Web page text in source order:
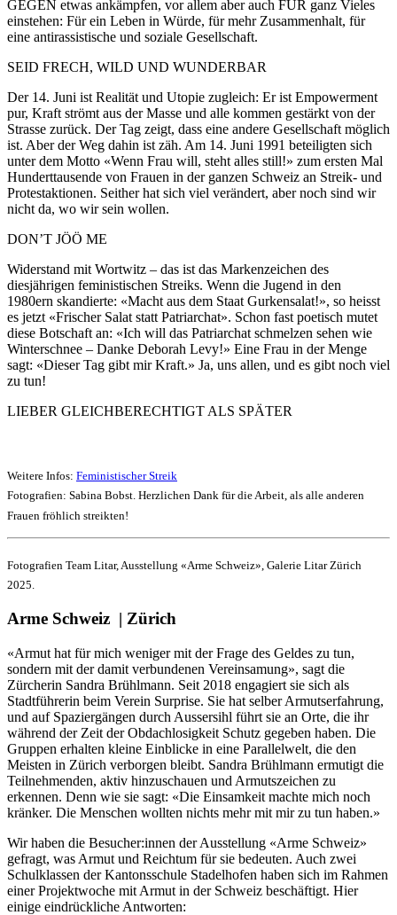
GEGEN etwas ankämpfen, vor allem aber auch FÜR ganz Vieles
einstehen: Für ein Leben in Würde, für mehr Zusammenhalt, für
eine antirassistische und soziale Gesellschaft.
SEID FRECH, WILD UND WUNDERBAR
Der 14. Juni ist Realität und Utopie zugleich: Er ist Empowerment
pur, Kraft strömt aus der Masse und alle kommen gestärkt von der
Strasse zurück. Der Tag zeigt, dass eine andere Gesellschaft möglich
ist. Aber der Weg dahin ist zäh. Am 14. Juni 1991 beteiligten sich
unter dem Motto «Wenn Frau will, steht alles still!» zum ersten Mal
Hunderttausende von Frauen in der ganzen Schweiz an Streik- und
Protestaktionen. Seither hat sich viel verändert, aber noch sind wir
nicht da, wo wir sein wollen.
DON’T JÖÖ ME
Widerstand mit Wortwitz – das ist das Markenzeichen des
diesjährigen feministischen Streiks. Wenn die Jugend in den
1980ern skandierte: «Macht aus dem Staat Gurkensalat!», so heisst
es jetzt «Frischer Salat statt Patriarchat». Schon fast poetisch mutet
diese Botschaft an: «Ich will das Patriarchat schmelzen sehen wie
Winterschnee – Danke Deborah Levy!» Eine Frau in der Menge
sagt: «Dieser Tag gibt mir Kraft.» Ja, uns allen, und es gibt noch viel
zu tun!
LIEBER GLEICHBERECHTIGT ALS SPÄTER
Weitere Infos: Feministischer Streik
Fotografien: Sabina Bobst. Herzlichen Dank für die Arbeit, als alle anderen
Frauen fröhlich streikten!
Fotografien Team Litar, Ausstellung «Arme Schweiz», Galerie Litar Zürich
2025.
Arme Schweiz | Zürich
«Armut hat für mich weniger mit der Frage des Geldes zu tun,
sondern mit der damit verbundenen Vereinsamung», sagt die
Zürcherin Sandra Brühlmann. Seit 2018 engagiert sie sich als
Stadtführerin beim Verein Surprise. Sie hat selber Armutserfahrung,
und auf Spaziergängen durch Aussersihl führt sie an Orte, die ihr
während der Zeit der Obdachlosigkeit Schutz gegeben haben. Die
Gruppen erhalten kleine Einblicke in eine Parallelwelt, die den
Meisten in Zürich verborgen bleibt. Sandra Brühlmann ermutigt die
Teilnehmenden, aktiv hinzuschauen und Armutszeichen zu
erkennen. Denn wie sie sagt: «Die Einsamkeit machte mich noch
kränker. Die Menschen wollten nichts mehr mit mir zu tun haben.»
Wir haben die Besucher:innen der Ausstellung «Arme Schweiz»
gefragt, was Armut und Reichtum für sie bedeuten. Auch zwei
Schulklassen der Kantonsschule Stadelhofen haben sich im Rahmen
einer Projektwoche mit Armut in der Schweiz beschäftigt. Hier
einige eindrückliche Antworten: